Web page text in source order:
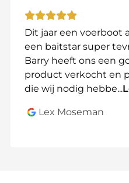
DeToslon XR310
voor voerboten en biedt
een stille
fail-safe systeem . Ideaal
voerboot slimmer en
Bestel vandaag nog
controle over je
Dit jaar een voerboot
een baitstar super
Barry heeft ons een
product verkocht en
die wij nodig hebbe...
Lex Moseman